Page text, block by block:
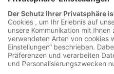
Social Media
Impressum